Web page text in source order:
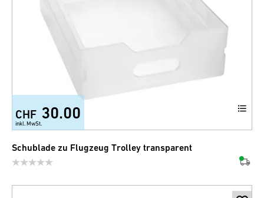
CHF 30.00
inkl. MwSt.
Schublade zu Flugzeug Trolley transparent